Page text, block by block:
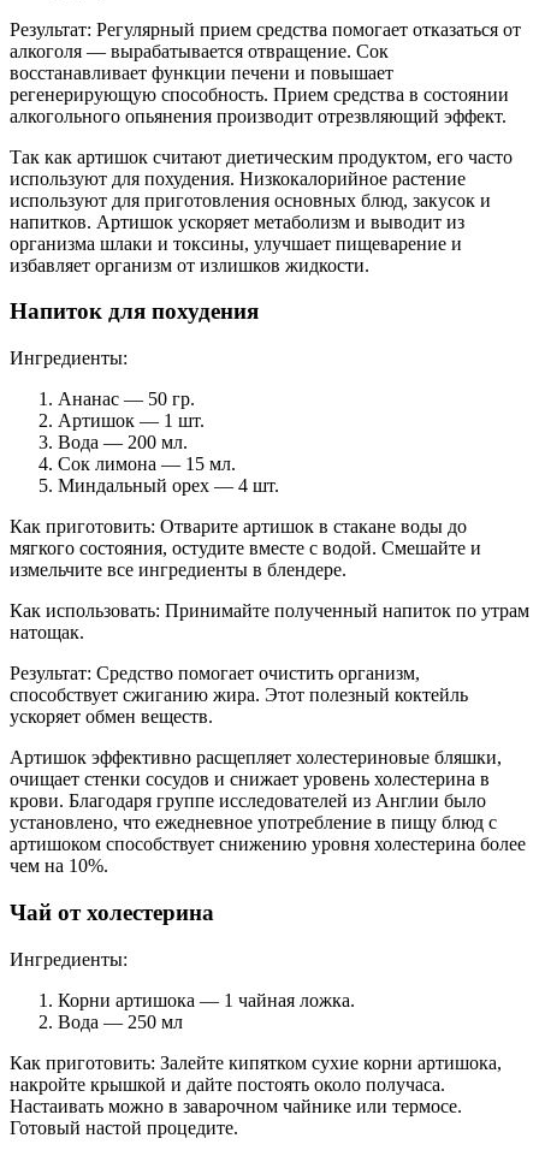
Результат: Регулярный прием средства помогает отказаться от
алкоголя — вырабатывается отвращение. Сок
восстанавливает функции печени и повышает
регенерирующую способность. Прием средства в состоянии
алкогольного опьянения производит отрезвляющий эффект.
Так как артишок считают диетическим продуктом, его часто
используют для похудения. Низкокалорийное растение
используют для приготовления основных блюд, закусок и
напитков. Артишок ускоряет метаболизм и выводит из
организма шлаки и токсины, улучшает пищеварение и
избавляет организм от излишков жидкости.
Напиток для похудения
Ингредиенты:
Ананас — 50 гр.
Артишок — 1 шт.
Вода — 200 мл.
Сок лимона — 15 мл.
Миндальный орех — 4 шт.
Как приготовить: Отварите артишок в стакане воды до
мягкого состояния, остудите вместе с водой. Смешайте и
измельчите все ингредиенты в блендере.
Как использовать: Принимайте полученный напиток по утрам
натощак.
Результат: Средство помогает очистить организм,
способствует сжиганию жира. Этот полезный коктейль
ускоряет обмен веществ.
Артишок эффективно расщепляет холестериновые бляшки,
очищает стенки сосудов и снижает уровень холестерина в
крови. Благодаря группе исследователей из Англии было
установлено, что ежедневное употребление в пищу блюд с
артишоком способствует снижению уровня холестерина более
чем на 10%.
Чай от холестерина
Ингредиенты:
Корни артишока — 1 чайная ложка.
Вода — 250 мл
Как приготовить: Залейте кипятком сухие корни артишока,
накройте крышкой и дайте постоять около получаса.
Настаивать можно в заварочном чайнике или термосе.
Готовый настой процедите.